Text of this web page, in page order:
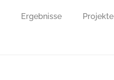
Ergebnisse Projekte